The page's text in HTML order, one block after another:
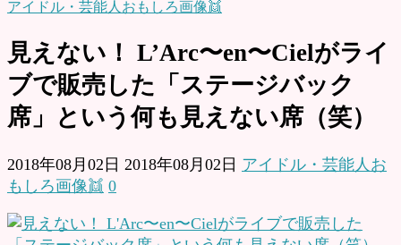
アイドル・芸能人おもしろ画像👯
見えない！ L’Arc〜en〜Cielがライ
ブで販売した「ステージバック
席」という何も見えない席（笑）
2018年08月02日 2018年08月02日 アイドル・芸能人お
もしろ画像👯 0